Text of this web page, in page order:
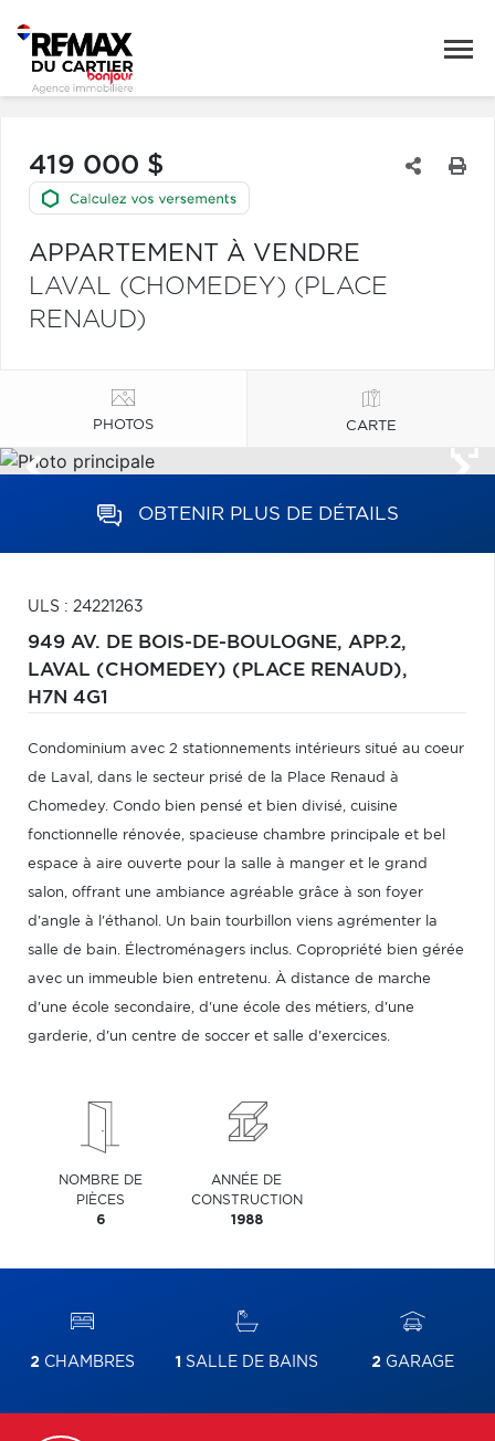
419 000 $
APPARTEMENT À VENDRE
LAVAL (CHOMEDEY) (PLACE
RENAUD)
PHOTOS CARTE
OBTENIR PLUS DE DÉTAILS
ULS : 24221263
949 AV. DE BOIS-DE-BOULOGNE, APP.2,
LAVAL (CHOMEDEY) (PLACE RENAUD),
H7N 4G1
Condominium avec 2 stationnements intérieurs situé au coeur
de Laval, dans le secteur prisé de la Place Renaud à
Chomedey. Condo bien pensé et bien divisé, cuisine
fonctionnelle rénovée, spacieuse chambre principale et bel
espace à aire ouverte pour la salle à manger et le grand
salon, offrant une ambiance agréable grâce à son foyer
d'angle à l'éthanol. Un bain tourbillon viens agrémenter la
salle de bain. Électroménagers inclus. Copropriété bien gérée
avec un immeuble bien entretenu. À distance de marche
d'une école secondaire, d'une école des métiers, d'une
garderie, d'un centre de soccer et salle d'exercices.
NOMBRE DE
PIÈCES
6
ANNÉE DE
CONSTRUCTION
1988
2 CHAMBRES 1 SALLE DE BAINS 2GARAGE